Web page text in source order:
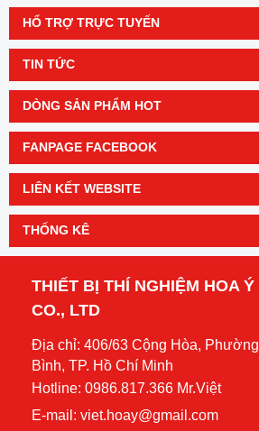
HỔ TRỢ TRỰC TUYẾN
TIN TỨC
DÒNG SẢN PHẨM HOT
FANPAGE FACEBOOK
LIÊN KẾT WEBSITE
THỐNG KÊ
THIẾT BỊ THÍ NGHIỆM HOA
CO., LTD
Địa chỉ: 406/63 Cộng Hòa,
Bình, TP. Hồ Chí Minh
Hotline: 0986.817.366 Mr.Việt
E-mail: viet.hoay@gmail.com